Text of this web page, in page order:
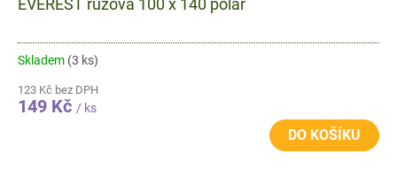
Skladem (3 ks)
123 Kč bez DPH
149 Kč / ks
DO KOŠÍKU